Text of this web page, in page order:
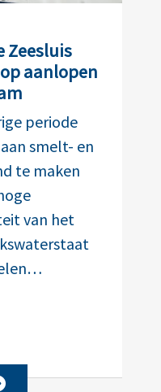
Zeesluis
aanlopen
periode
smelt- en
te maken
van het